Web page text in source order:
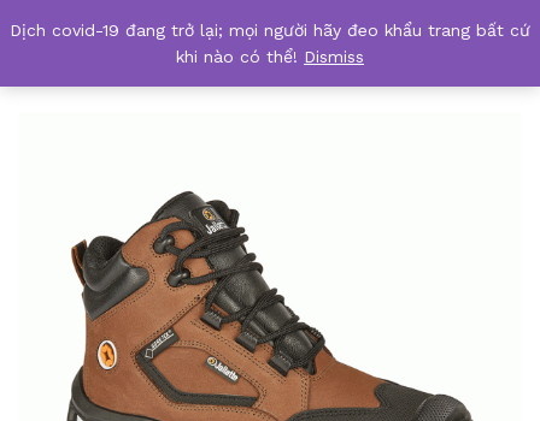
Giày JalGand SAS, hãng Jallatte
Dịch covid-19 đang trở lại; mọi người hãy đeo khẩu trang bất cứ
khi nào có thể! Dismiss